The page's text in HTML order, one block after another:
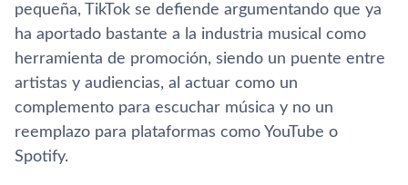
pequeña, TikTok se defiende argumentando que ya
ha aportado bastante a la industria musical como
herramienta de promoción, siendo un puente entre
artistas y audiencias, al actuar como un
complemento para escuchar música y no un
reemplazo para plataformas como YouTube o
Spotify.